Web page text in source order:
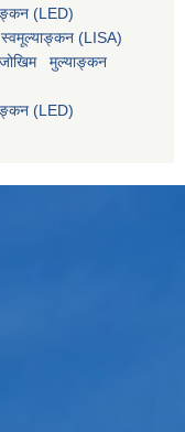
(LED)
(LISA)
जोखिम मुल्याङ्कन
(LED)